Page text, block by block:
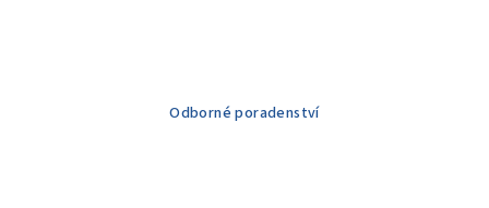
Odborné poradenství